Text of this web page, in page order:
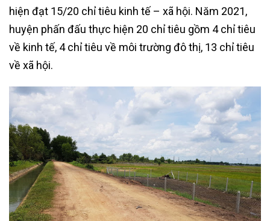
hiện đạt 15/20 chỉ tiêu kinh tế – xã hội. Năm 2021,
huyện phấn đấu thực hiện 20 chỉ tiêu gồm 4 chỉ tiêu
về kinh tế, 4 chỉ tiêu về môi trường đô thị, 13 chỉ tiêu
về xã hội.